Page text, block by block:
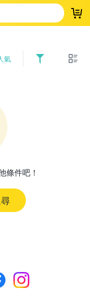
登
氣
條件吧！